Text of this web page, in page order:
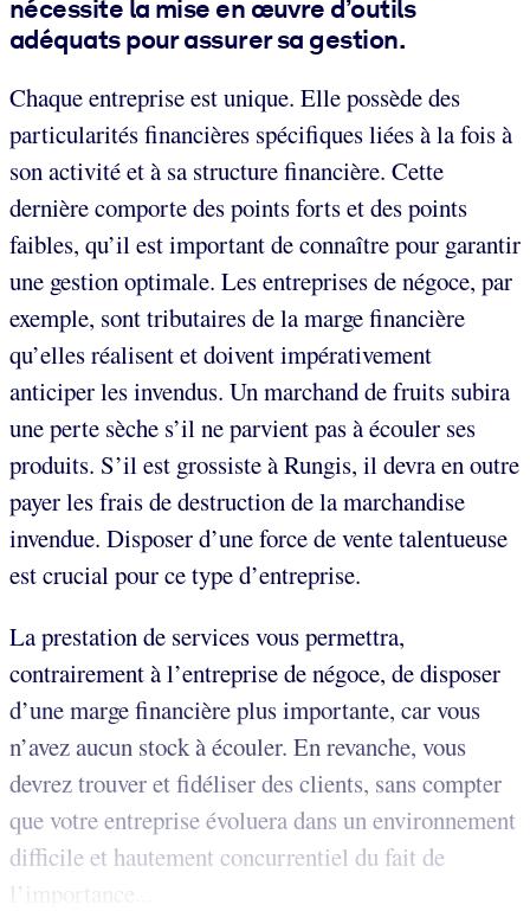
nécessite la mise en œuvre d’outils
adéquats pour assurer sa gestion.
Chaque entreprise est unique. Elle possède des
particularités financières spécifiques liées à la fois à
son activité et à sa structure financière. Cette
dernière comporte des points forts et des points
faibles, qu’il est important de connaître pour garantir
une gestion optimale. Les entreprises de négoce, par
exemple, sont tributaires de la marge financière
qu’elles réalisent et doivent impérativement
anticiper les invendus. Un marchand de fruits subira
une perte sèche s’il ne parvient pas à écouler ses
produits. S’il est grossiste à Rungis, il devra en outre
payer les frais de destruction de la marchandise
invendue. Disposer d’une force de vente talentueuse
est crucial pour ce type d’entreprise.
La prestation de services vous permettra,
contrairement à l’entreprise de négoce, de disposer
d’une marge financière plus importante, car vous
n’avez aucun stock à écouler. En revanche, vous
devrez trouver et fidéliser des clients, sans compter
que votre entreprise évoluera dans un environnement
difficile et hautement concurrentiel du fait de
l’importance...